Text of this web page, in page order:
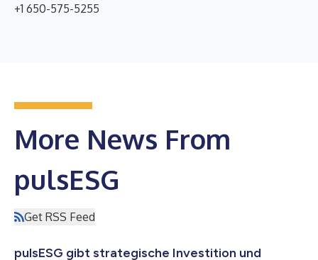
+1 650-575-5255
More News From
pulsESG
Get RSS Feed
pulsESG gibt strategische Investition und